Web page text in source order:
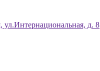
ул.Интернациональная, д. 8